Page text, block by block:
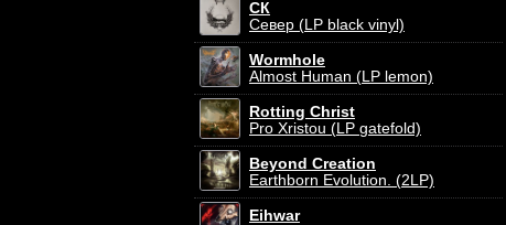
СК
Север (LP black vinyl)
Wormhole
Almost Human (LP lemon)
Rotting Christ
Pro Xristou (LP gatefold)
Beyond Creation
Earthborn Evolution. (2LP)
Eihwar